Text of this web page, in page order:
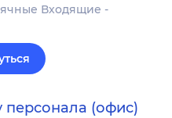
Входящие -
(офис)